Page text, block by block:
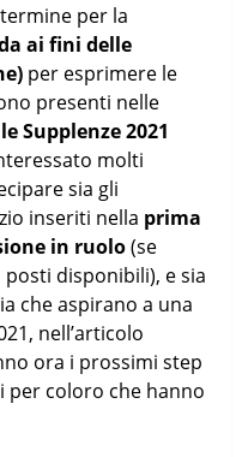
per la
ai fini delle
per esprimere le
presenti nelle
Supplenze 2021
molti
sia gli
inseriti nella prima
in ruolo(se
disponibili), e sia
che aspirano a una
nell’articolo
ora i prossimi step
per coloro che hanno